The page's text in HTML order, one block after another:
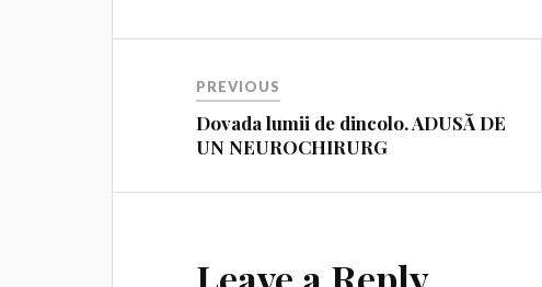
PREVIOUS
Dovada lumii de dincolo. ADUSĂ DE
UN NEUROCHIRURG